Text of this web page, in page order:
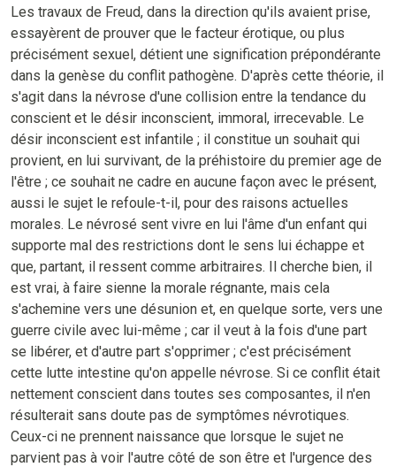
Les travaux de Freud, dans la direction qu'ils avaient prise,
essayèrent de prouver que le facteur érotique, ou plus
précisément sexuel, détient une signification prépondérante
dans la genèse du conflit pathogène. D'après cette théorie, il
s'agit dans la névrose d'une collision entre la tendance du
conscient et le désir inconscient, immoral, irrecevable. Le
désir inconscient est infantile ; il constitue un souhait qui
provient, en lui survivant, de la préhistoire du premier age de
l'être ; ce souhait ne cadre en aucune façon avec le présent,
aussi le sujet le refoule-t-il, pour des raisons actuelles
morales. Le névrosé sent vivre en lui l'âme d'un enfant qui
supporte mal des restrictions dont le sens lui échappe et
que, partant, il ressent comme arbitraires. Il cherche bien, il
est vrai, à faire sienne la morale régnante, mais cela
s'achemine vers une désunion et, en quelque sorte, vers une
guerre civile avec lui-même ; car il veut à la fois d'une part
se libérer, et d'autre part s'opprimer ; c'est précisément
cette lutte intestine qu'on appelle névrose. Si ce conflit était
nettement conscient dans toutes ses composantes, il n'en
résulterait sans doute pas de symptômes névrotiques.
Ceux-ci ne prennent naissance que lorsque le sujet ne
parvient pas à voir l'autre côté de son être et l'urgence des